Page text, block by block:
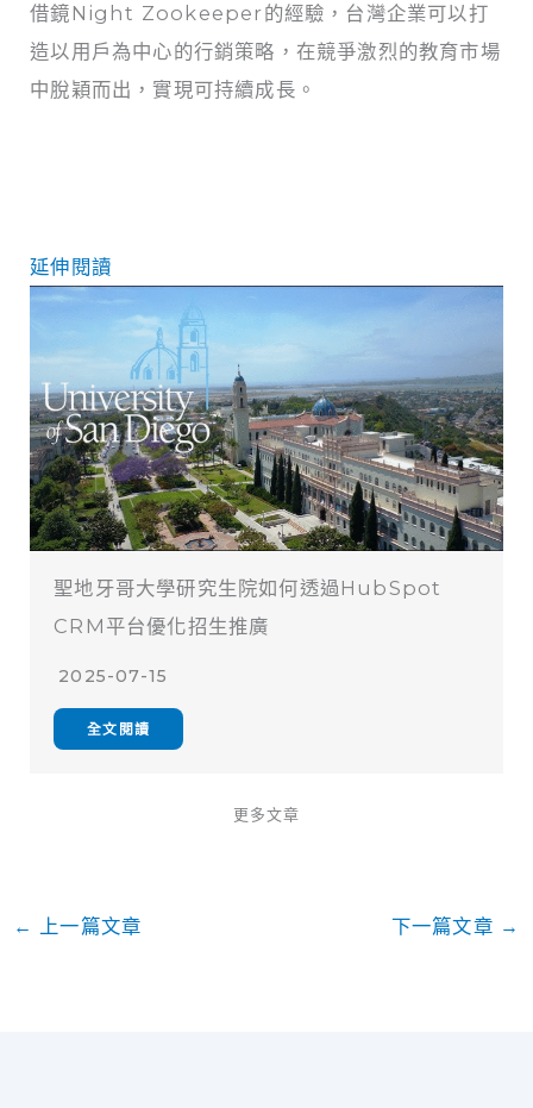
借鏡Night Zookeeper的經驗，台灣企業可以打
造以用戶為中心的行銷策略，在競爭激烈的教育市場
中脫穎而出，實現可持續成長。
延伸閱讀
聖地牙哥大學研究生院如何透過HubSpot
CRM平台優化招生推廣
2025-07-15
全文閱讀
更多文章
← 上一篇文章 下一篇文章 →